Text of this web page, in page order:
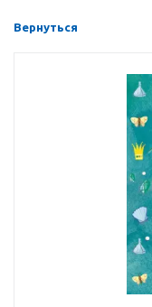
Вернуться